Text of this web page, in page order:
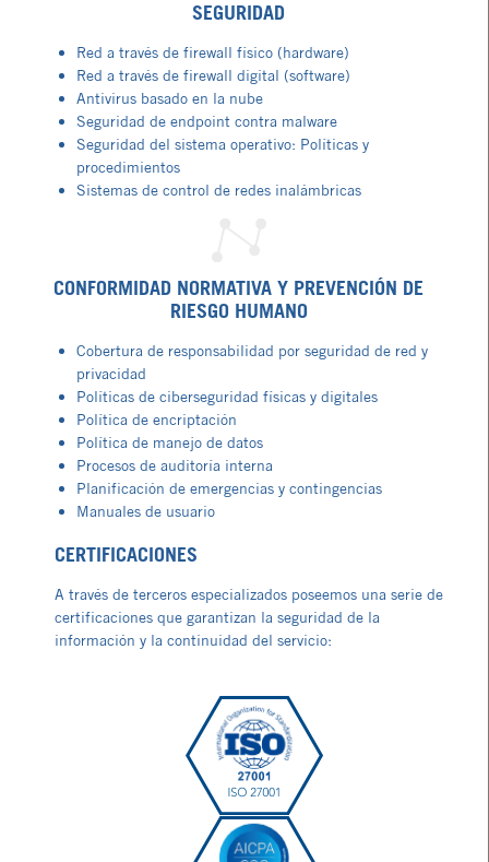
SEGURIDAD
Red a través de firewall físico (hardware)
Red a través de firewall digital (software)
Antivirus basado en la nube
Seguridad de endpoint contra malware
Seguridad del sistema operativo: Políticas y
procedimientos
Sistemas de control de redes inalámbricas
CONFORMIDAD NORMATIVA Y PREVENCIÓN DE
RIESGO HUMANO
Cobertura de responsabilidad por seguridad de red y
privacidad
Políticas de ciberseguridad físicas y digitales
Política de encriptación
Política de manejo de datos
Procesos de auditoría interna
Planificación de emergencias y contingencias
Manuales de usuario
CERTIFICACIONES
A través de terceros especializados poseemos una serie de
certificaciones que garantizan la seguridad de la
información y la continuidad del servicio: